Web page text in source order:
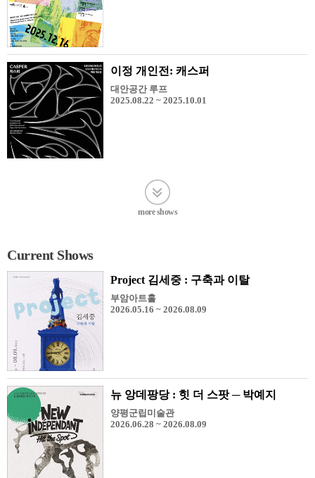
이정 개인전: 캐스퍼
대안공간 루프
2025.08.22 ~ 2025.10.01
more shows
Current Shows
Project 김세중 : 구축과 이탈
부암아트홀
2026.05.16 ~ 2026.08.09
뉴 앙데팡당 : 힛 더 스팟 ─ 박예지
양평군립미술관
2026.06.28 ~ 2026.08.09